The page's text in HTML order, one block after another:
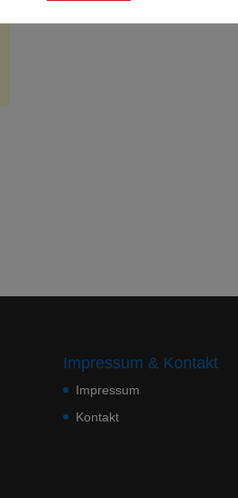
Impressum & Kontakt
Impressum
Kontakt